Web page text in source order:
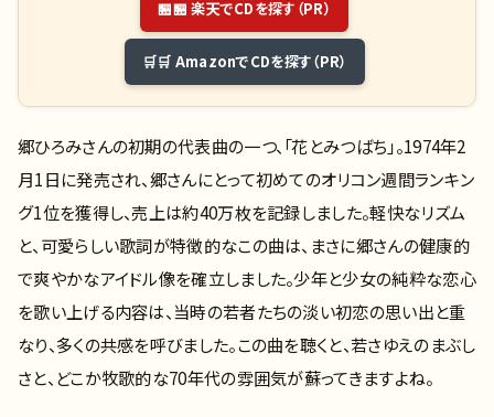
🏪 楽天でCDを探す（PR）
🛒 AmazonでCDを探す（PR）
郷ひろみさんの初期の代表曲の一つ、「花とみつばち」。1974年2
月1日に発売され、郷さんにとって初めてのオリコン週間ランキン
グ1位を獲得し、売上は約40万枚を記録しました。軽快なリズム
と、可愛らしい歌詞が特徴的なこの曲は、まさに郷さんの健康的
で爽やかなアイドル像を確立しました。少年と少女の純粋な恋心
を歌い上げる内容は、当時の若者たちの淡い初恋の思い出と重
なり、多くの共感を呼びました。この曲を聴くと、若さゆえのまぶし
さと、どこか牧歌的な70年代の雰囲気が蘇ってきますよね。